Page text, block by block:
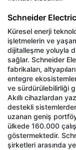
Schneider
Küresel enerji
işletmelerin ve
dijitalleşme yoluyla
sağlar. Schneider
fabrikaları,
entegre
ve sürdürülebilirliği
Akıllı cihazlardan
destekli
uzanan geniş
ülkede 160.000
göstermektedir.
şirketleri arasında